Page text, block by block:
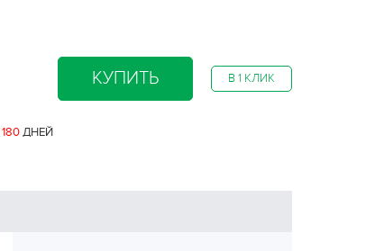
КУПИТЬ В 1 КЛИК
180ДНЕЙ